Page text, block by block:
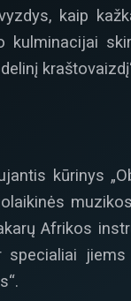
kaip
kulminacijai
kūrinys
Afrikos